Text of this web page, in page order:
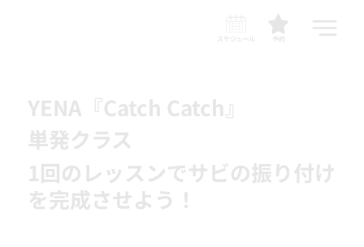
予約
スケジュール
YENA『Catch Catch』
単発クラス
1回のレッスンでサビの振り付け
を完成させよう！